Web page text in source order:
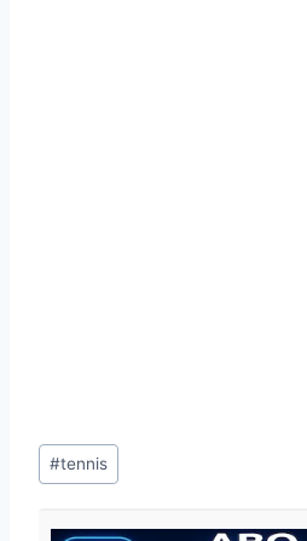
Étiquettes
de
#tennis